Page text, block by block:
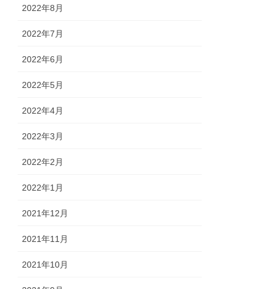
2022年8月
2022年7月
2022年6月
2022年5月
2022年4月
2022年3月
2022年2月
2022年1月
2021年12月
2021年11月
2021年10月